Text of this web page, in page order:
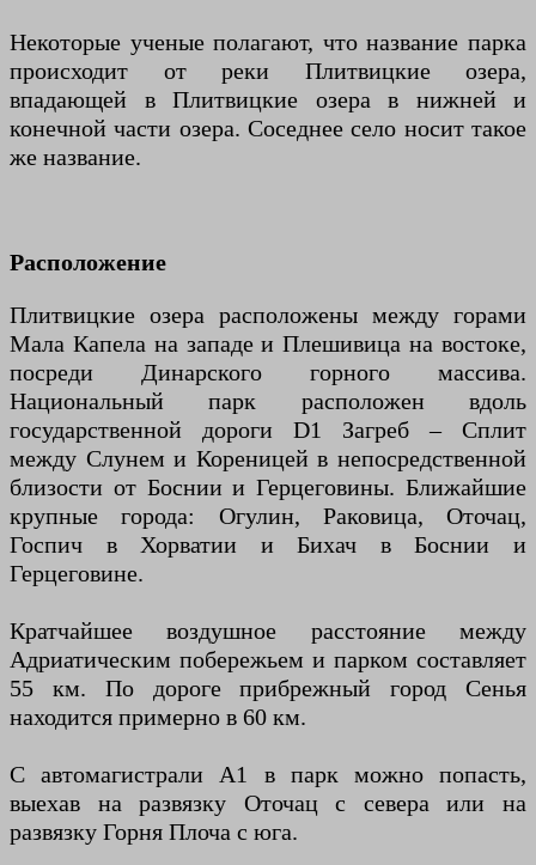
Некоторые ученые полагают, что название парка
происходит от реки Плитвицкие озера,
впадающей в Плитвицкие озера в нижней и
конечной части озера. Соседнее село носит такое
же название.
Расположение
Плитвицкие озера расположены между горами
Мала Капела на западе и Плешивица на востоке,
посреди Динарского горного массива.
Национальный парк расположен вдоль
государственной дороги D1 Загреб – Сплит
между Слунем и Кореницей в непосредственной
близости от Боснии и Герцеговины. Ближайшие
крупные города: Огулин, Раковица, Оточац,
Госпич в Хорватии и Бихач в Боснии и
Герцеговине.
Кратчайшее воздушное расстояние между
Адриатическим побережьем и парком составляет
55 км. По дороге прибрежный город Сенья
находится примерно в 60 км.
С автомагистрали А1 в парк можно попасть,
выехав на развязку Оточац с севера или на
развязку Горня Плоча с юга.